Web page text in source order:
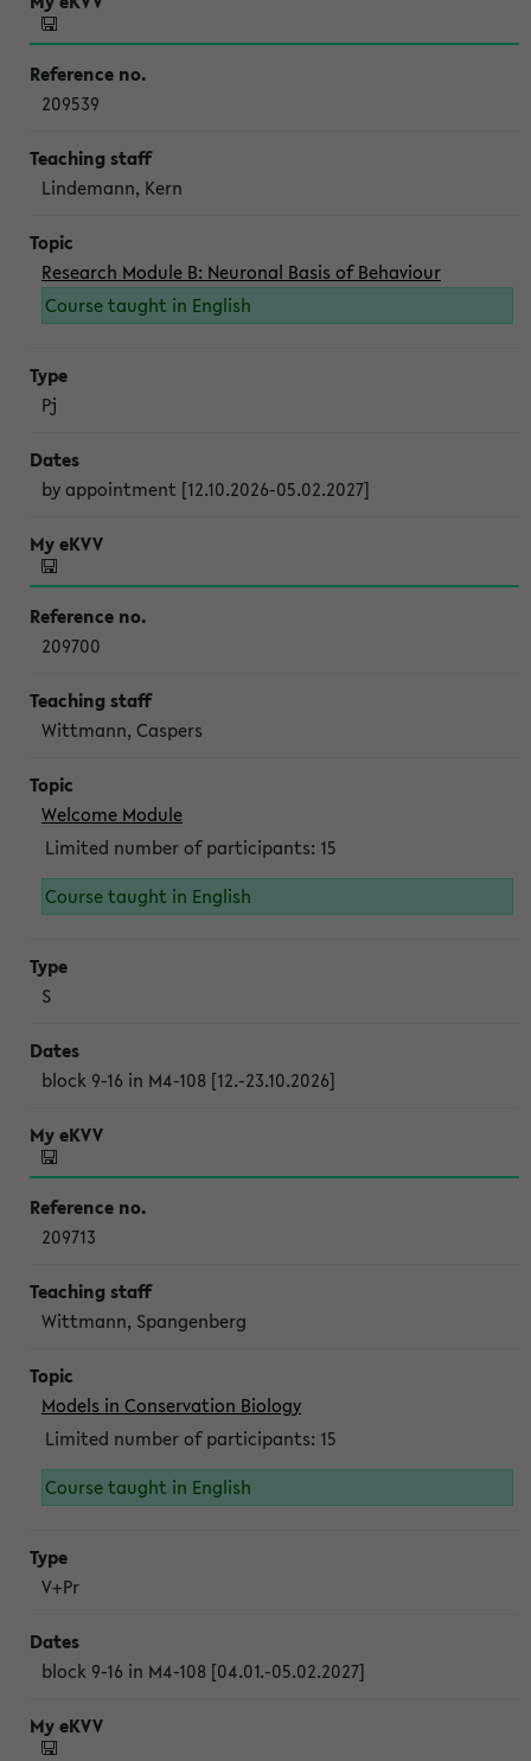
209539
Lindemann, Kern
Research Module B: Neuronal Basis of Behaviour
Course taught in English
Pj
by appointment [12.10.2026-05.02.2027]
209700
Wittmann, Caspers
Welcome Module
Limited number of participants: 15
Course taught in English
S
block 9-16 in M4-108 [12.-23.10.2026]
209713
Wittmann, Spangenberg
Models in Conservation Biology
Limited number of participants: 15
Course taught in English
V+Pr
block 9-16 in M4-108 [04.01.-05.02.2027]